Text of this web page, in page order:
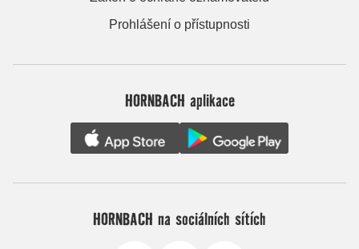
Prohlášení o přístupnosti
HORNBACH aplikace
HORNBACH na sociálních sítích